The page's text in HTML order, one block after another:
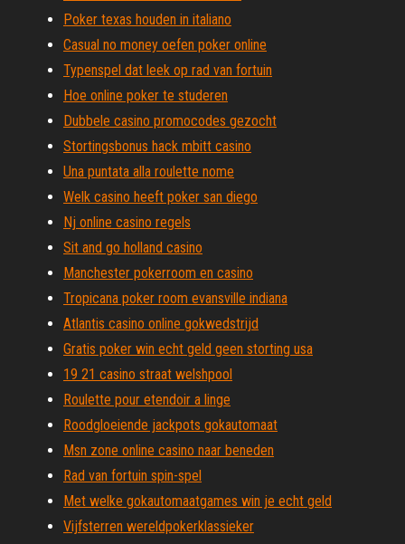
Poker texas houden in italiano
Casual no money oefen poker online
Typenspel dat leek op rad van fortuin
Hoe online poker te studeren
Dubbele casino promocodes gezocht
Stortingsbonus hack mbitt casino
Una puntata alla roulette nome
Welk casino heeft poker san diego
Nj online casino regels
Sit and go holland casino
Manchester pokerroom en casino
Tropicana poker room evansville indiana
Atlantis casino online gokwedstrijd
Gratis poker win echt geld geen storting usa
19 21 casino straat welshpool
Roulette pour etendoir a linge
Roodgloeiende jackpots gokautomaat
Msn zone online casino naar beneden
Rad van fortuin spin-spel
Met welke gokautomaatgames win je echt geld
Vijfsterren wereldpokerklassieker